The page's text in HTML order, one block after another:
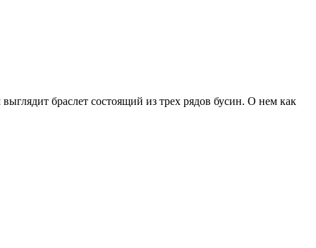
браслет состоящий из трех рядов бусин. О нем как